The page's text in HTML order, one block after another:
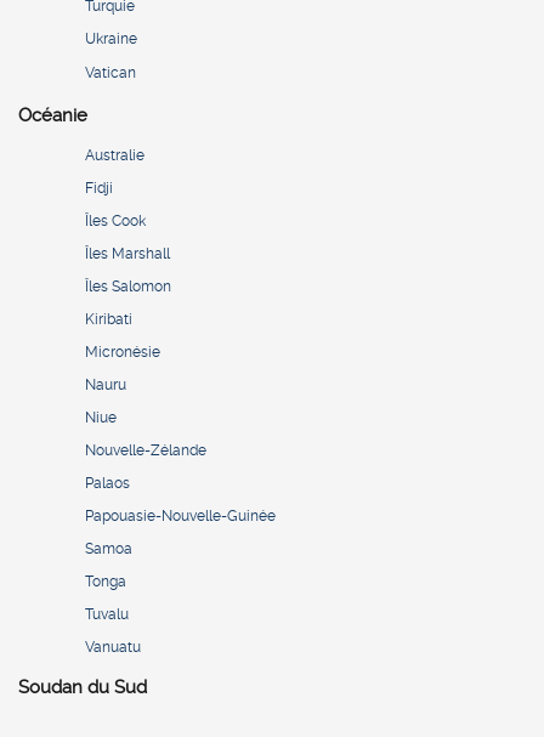
Turquie
Ukraine
Vatican
Océanie
Australie
Fidji
Îles Cook
Îles Marshall
Îles Salomon
Kiribati
Micronésie
Nauru
Niue
Nouvelle-Zélande
Palaos
Papouasie-Nouvelle-Guinée
Samoa
Tonga
Tuvalu
Vanuatu
Soudan du Sud